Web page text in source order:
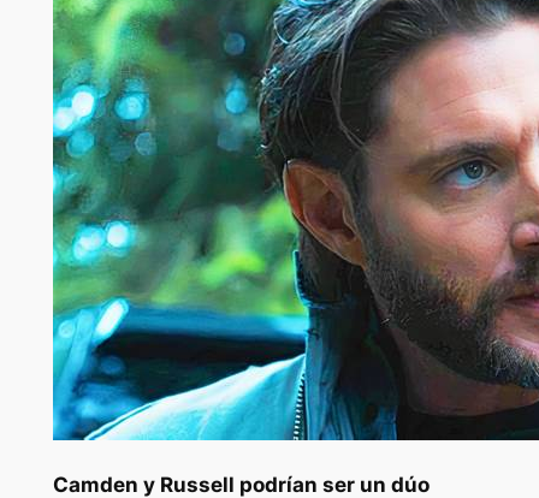
Camden y Russell podrían ser un dúo